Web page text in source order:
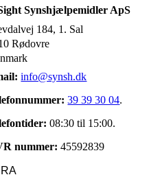
Synshjælpemidler ApS
184, 1. Sal
Rødovre
info@synsh.dk
39 39 30 04.
08:30 til 15:00.
nummer: 45592839